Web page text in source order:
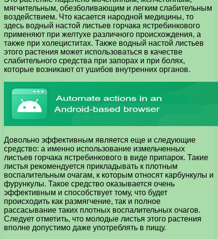
мягчительным, обезболивающим и легким слабительным
воздействием. Что касается народной медицины, то
здесь водный настой листьев горчака ястребинкового
применяют при желтухе различного происхождения, а
также при холециститах. Также водный настой листьев
этого растения может использоваться в качестве
слабительного средства при запорах и при болях,
которые возникают от ушибов внутренних органов.
Довольно эффективным является еще и следующие
средство: а именно использование измельченных
листьев горчака ястребинкового в виде припарок. Такие
листья рекомендуется прикладывать к плотным
воспалительным очагам, к которым относят карбункулы и
фурункулы. Такое средство оказывается очень
эффективным и способствует тому, что будет
происходить как размягчение, так и полное
рассасывание таких плотных воспалительных очагов.
Следует отметить, что молодые листья этого растения
вполне допустимо даже употреблять в пищу.